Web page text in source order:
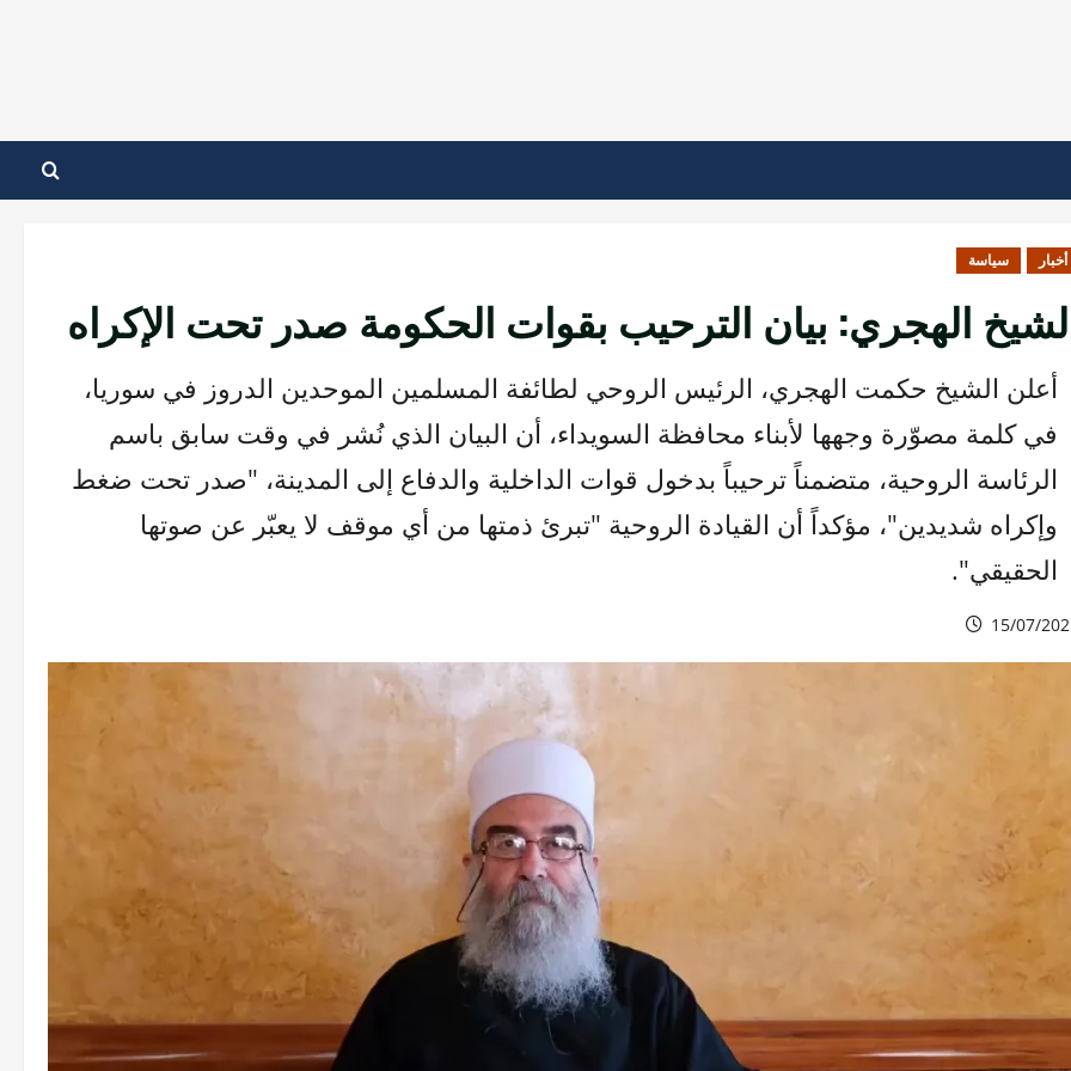
أخبار سياسة
الهجري: بيان الترحيب بقوات الحكومة صدر تحت الإكراه
أعلن الشيخ حكمت الهجري، الرئيس الروحي لطائفة المسلمين الموحدين الدروز في سوريا،
في كلمة مصوّرة وجهها لأبناء محافظة السويداء، أن البيان الذي نُشر في وقت سابق باسم
الرئاسة الروحية، متضمناً ترحيباً بدخول قوات الداخلية والدفاع إلى المدينة، "صدر تحت ضغط
وإكراه شديدين"، مؤكداً أن القيادة الروحية "تبرئ ذمتها من أي موقف لا يعبّر عن صوتها
الحقيقي".
15/07/